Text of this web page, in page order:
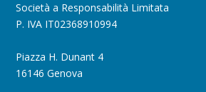
Società a Responsabilità Limitata
P. IVA IT02368910994
Piazza H. Dunant 4
16146 Genova